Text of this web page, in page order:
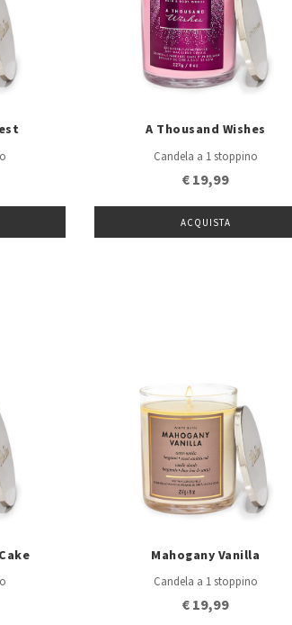
A Thousand Wishes
Candela a 1 stoppino
€ 19,99
ACQUISTA
Mahogany Vanilla
Candela a 1 stoppino
€ 19,99